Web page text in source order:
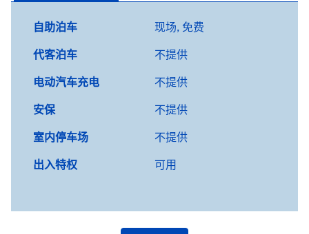
自助泊车 现场, 免费
代客泊车
不提供
电动汽车充电
不提供
安保
不提供
室内停车场
不提供
出入特权
可用